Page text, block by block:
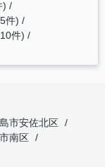
)
件)
件)
市安佐北区
南区